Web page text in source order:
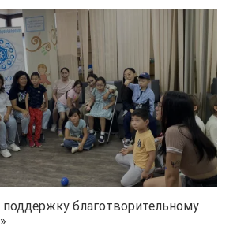
благотворительному